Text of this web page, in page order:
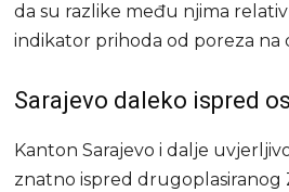
da su razlike među njima
indikator prihoda od poreza na
Sarajevo daleko ispred
Kanton Sarajevo i dalje
znatno ispred drugoplasiranog